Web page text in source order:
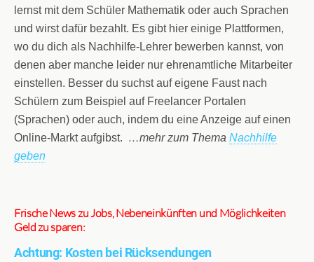
lernst mit dem Schüler Mathematik oder auch Sprachen
und wirst dafür bezahlt. Es gibt hier einige Plattformen,
wo du dich als Nachhilfe-Lehrer bewerben kannst, von
denen aber manche leider nur ehrenamtliche Mitarbeiter
einstellen. Besser du suchst auf eigene Faust nach
Schülern zum Beispiel auf Freelancer Portalen
(Sprachen) oder auch, indem du eine Anzeige auf einen
Online-Markt aufgibst. …mehr zum Thema Nachhilfe
geben
Frische News zu Jobs, Nebeneinkünften und Möglichkeiten
Geld zu sparen:
Achtung: Kosten bei Rücksendungen